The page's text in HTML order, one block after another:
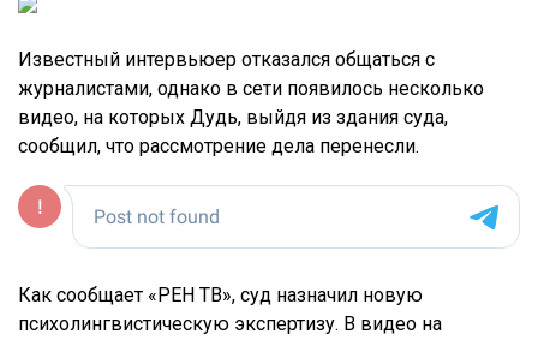
Известный интервьюер отказался общаться с
журналистами, однако в сети появилось несколько
видео, на которых Дудь, выйдя из здания суда,
сообщил, что рассмотрение дела перенесли.
Как сообщает «РЕН ТВ», суд назначил новую
психолингвистическую экспертизу. В видео на